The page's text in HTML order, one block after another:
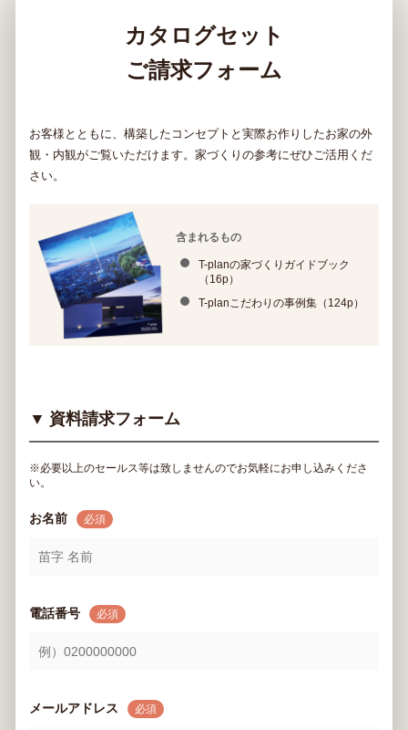
カタログセット
ご請求フォーム
お客様とともに、構築したコンセプトと実際お作りしたお家の外
観・内観がご覧いただけます。家づくりの参考にぜひご活用くだ
さい。
含まれるもの
T-planの家づくりガイドブック
（16p）
T-planこだわりの事例集（124p）
▼ 資料請求フォーム
※必要以上のセールス等は致しませんのでお気軽にお申し込みくださ
い。
お名前 必須
電話番号 必須
メールアドレス 必須